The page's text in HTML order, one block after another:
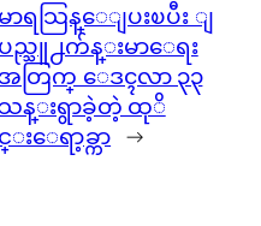
မာရသြန္ေျပးၿပီး ျ
ပည္သူ႕က်န္းမာေရး
အတြက္ ေဒၚလာ ၃၃
သန္းရွာခဲ့တဲ့ ထုိ
င္းေရာ့ခ္ကာ →